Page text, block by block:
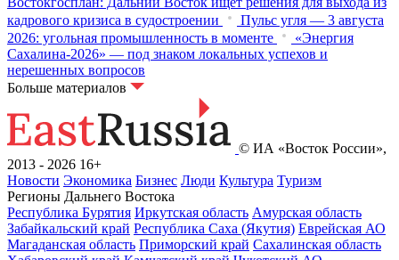
кадрового кризиса в судостроении
Пульс угля — 3 августа
2026: угольная промышленность в моменте
«Энергия
Сахалина-2026» — под знаком локальных успехов и
нерешенных вопросов
Больше материалов
© ИА «Восток России»,
2013 - 2026 16+
Новости Экономика Бизнес Люди Культура Туризм
Регионы Дальнего Востока
Республика Бурятия Иркутская область Амурская область
Забайкальский край Республика Саха (Якутия) Еврейская АО
Магаданская область Приморский край Сахалинская область